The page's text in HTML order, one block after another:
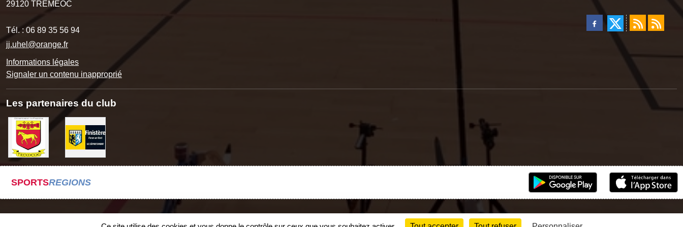
29120 TREMEOC
Tél. : 06 89 35 56 94
jj.uhel@orange.fr
Informations légales
Signaler un contenu inapproprié
Les partenaires du club
SPORTSREGIONS
Gestion des cookies